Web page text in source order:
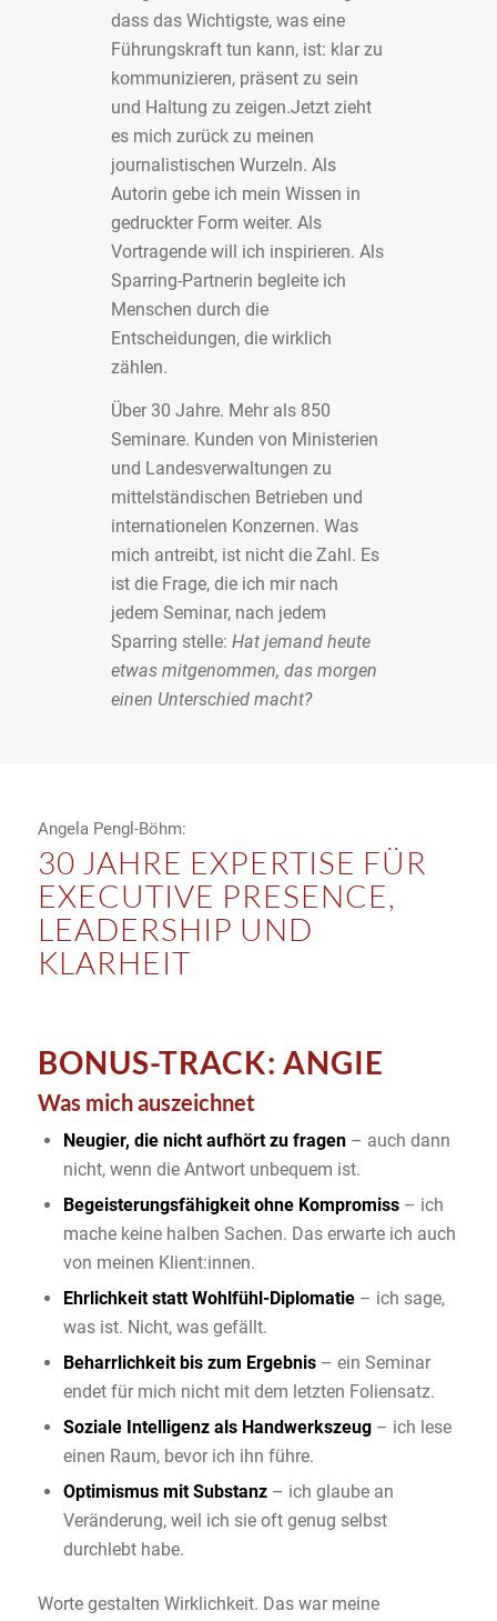
dass das Wichtigste, was eine
Führungskraft tun kann, ist: klar zu
kommunizieren, präsent zu sein
und Haltung zu zeigen.Jetzt zieht
es mich zurück zu meinen
journalistischen Wurzeln. Als
Autorin gebe ich mein Wissen in
gedruckter Form weiter. Als
Vortragende will ich inspirieren. Als
Sparring-Partnerin begleite ich
Menschen durch die
Entscheidungen, die wirklich
zählen.
Über 30 Jahre. Mehr als 850
Seminare. Kunden von Ministerien
und Landesverwaltungen zu
mittelständischen Betrieben und
internationelen Konzernen. Was
mich antreibt, ist nicht die Zahl. Es
ist die Frage, die ich mir nach
jedem Seminar, nach jedem
Sparring stelle: Hat jemand heute
etwas mitgenommen, das morgen
einen Unterschied macht?
Angela Pengl-Böhm:
30 JAHRE EXPERTISE FÜR
EXECUTIVE PRESENCE,
LEADERSHIP UND
KLARHEIT
BONUS-TRACK: ANGIE
Was mich auszeichnet
Neugier, die nicht aufhört zu fragen– auch dann
nicht, wenn die Antwort unbequem ist.
Begeisterungsfähigkeit ohne Kompromiss– ich
mache keine halben Sachen. Das erwarte ich auch
von meinen Klient:innen.
Ehrlichkeit statt Wohlfühl-Diplomatie– ich sage,
was ist. Nicht, was gefällt.
Beharrlichkeit bis zum Ergebnis– ein Seminar
endet für mich nicht mit dem letzten Foliensatz.
Soziale Intelligenz als Handwerkszeug– ich lese
einen Raum, bevor ich ihn führe.
Optimismus mit Substanz– ich glaube an
Veränderung, weil ich sie oft genug selbst
durchlebt habe.
Worte gestalten Wirklichkeit. Das war meine